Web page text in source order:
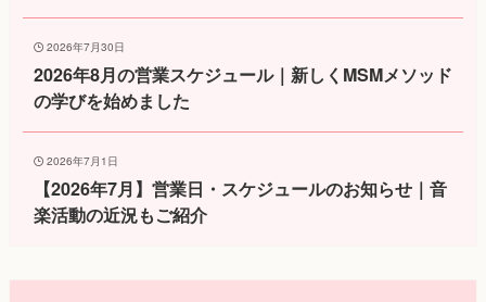
2026年7月30日
2026年8月の営業スケジュール｜新しくMSMメソッド
の学びを始めました
2026年7月1日
【2026年7月】営業日・スケジュールのお知らせ｜音
楽活動の近況もご紹介